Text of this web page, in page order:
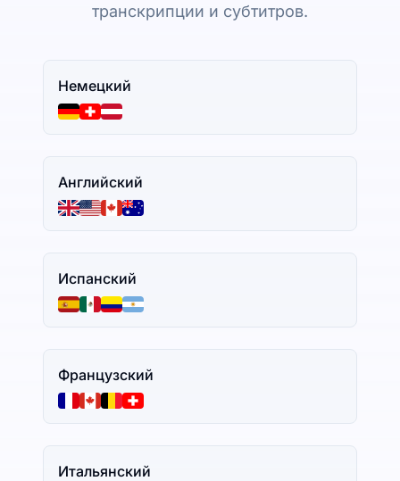
транскрипции и субтитров.
Немецкий
Английский
Испанский
Французский
Итальянский